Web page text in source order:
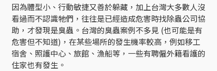
因為體型小、行動敏捷又善於躲藏，加上台灣大多數人沒
看過而不認識牠們，往往是已經造成危害時找除蟲公司協
助，才發現是臭蟲。台灣的臭蟲案例不多見 (也可能是有
危害但不知道)，在某些場所的發生機率較高，例如移工
宿舍、照護中心、旅館、漁船等，一些有聘僱外籍看護的
住家也有發生。